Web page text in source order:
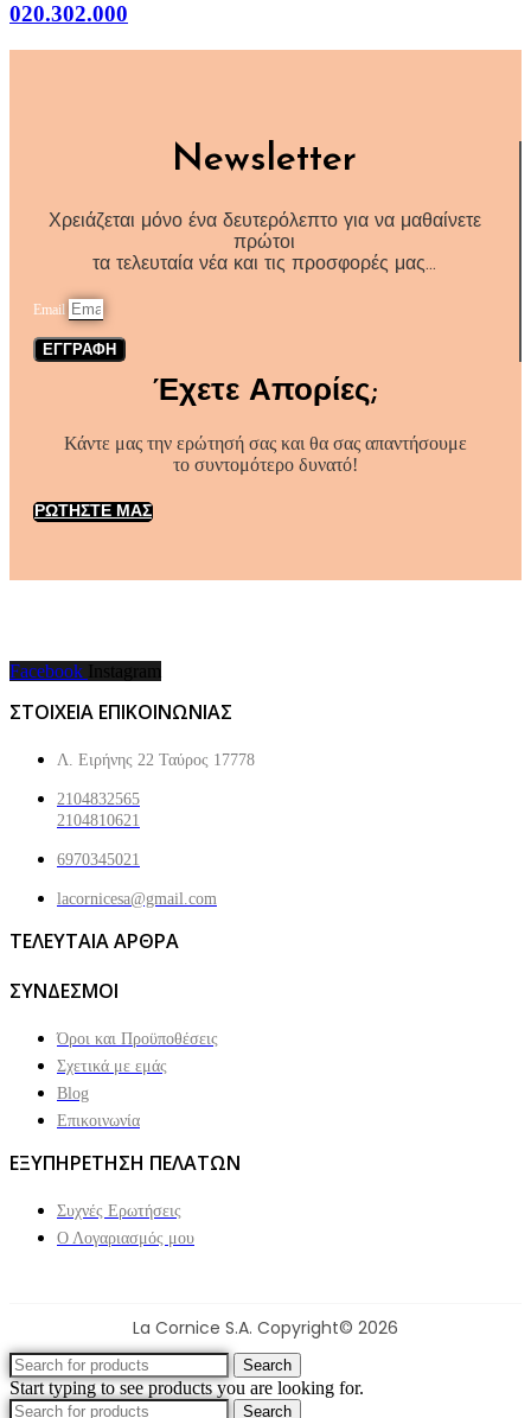
020.302.000
Newsletter
Χρειάζεται μόνο ένα δευτερόλεπτο για να μαθαίνετε
πρώτοι
τα τελευταία νέα και τις προσφορές μας…
Email
ΕΓΓΡΑΦΗ
Έχετε Απορίες;
Κάντε μας την ερώτησή σας και θα σας απαντήσουμε
το συντομότερο δυνατό!
ΡΩΤΗΣΤΕ ΜΑΣ
Facebook Instagram
ΣΤΟΙΧΕΙΑ ΕΠΙΚΟΙΝΩΝΙΑΣ
Λ. Ειρήνης 22 Ταύρος 17778
2104832565
2104810621
6970345021
lacornicesa@gmail.com
ΤΕΛΕΥΤΑΙΑ ΑΡΘΡΑ
ΣΥΝΔΕΣΜΟΙ
Όροι και Προϋποθέσεις
Σχετικά με εμάς
Blog
Επικοινωνία
ΕΞΥΠΗΡΕΤΗΣΗ ΠΕΛΑΤΩΝ
Συχνές Ερωτήσεις
Ο Λογαριασμός μου
La Cornice S.A. Copyright© 2026
Search
Start typing to see products you are looking for.
Search